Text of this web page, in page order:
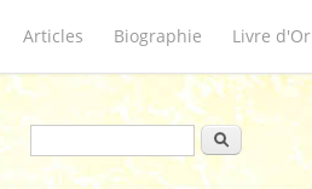
Articles Biographie Livre d'Or
Formulaire de recherche
Rechercher